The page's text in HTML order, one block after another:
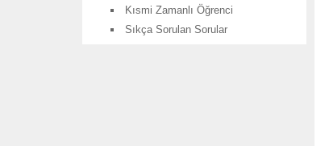
Kısmi Zamanlı Öğrenci
Sıkça Sorulan Sorular